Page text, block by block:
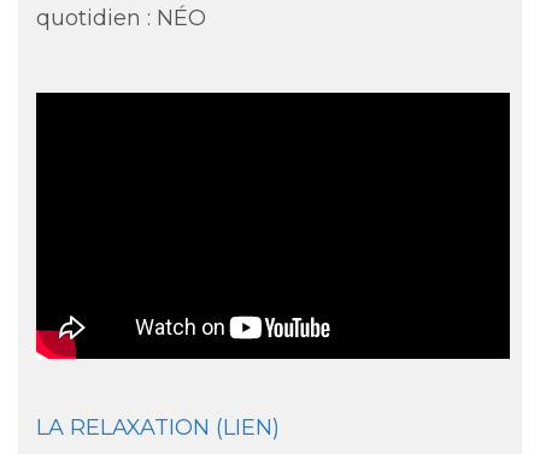
quotidien : NÉO
LA RELAXATION (LIEN)